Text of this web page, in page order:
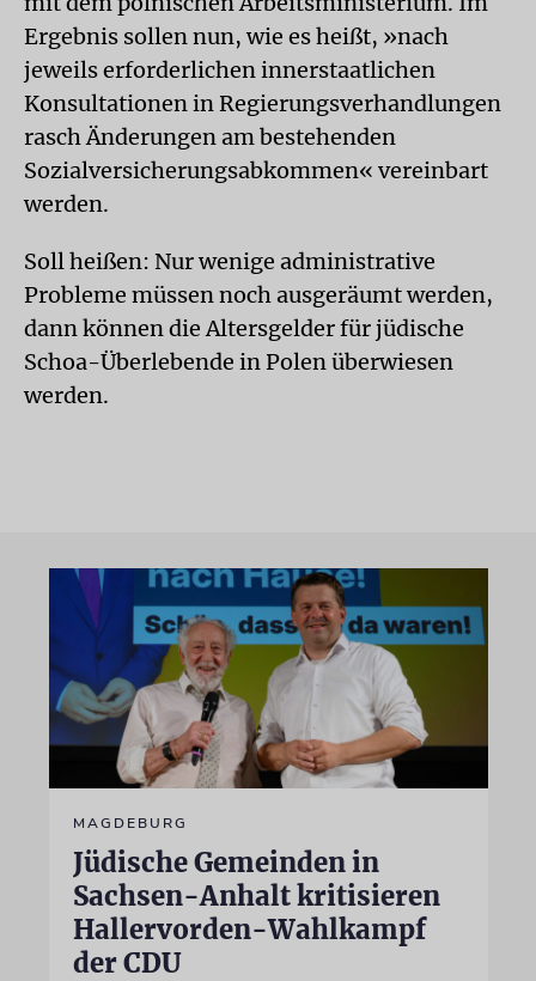
Ergebnis sollen nun, wie es heißt, »nach
jeweils erforderlichen innerstaatlichen
Konsultationen in Regierungsverhandlungen
rasch Änderungen am bestehenden
Sozialversicherungsabkommen« vereinbart
werden.
Soll heißen: Nur wenige administrative
Probleme müssen noch ausgeräumt werden,
dann können die Altersgelder für jüdische
Schoa-Überlebende in Polen überwiesen
werden.
MAGDEBURG
Jüdische Gemeinden in
Sachsen-Anhalt kritisieren
Hallervorden-Wahlkampf
der CDU